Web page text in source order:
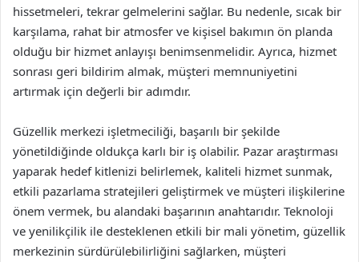
hissetmeleri, tekrar gelmelerini sağlar. Bu nedenle, sıcak bir
karşılama, rahat bir atmosfer ve kişisel bakımın ön planda
olduğu bir hizmet anlayışı benimsenmelidir. Ayrıca, hizmet
sonrası geri bildirim almak, müşteri memnuniyetini
artırmak için değerli bir adımdır.
Güzellik merkezi işletmeciliği, başarılı bir şekilde
yönetildiğinde oldukça karlı bir iş olabilir. Pazar araştırması
yaparak hedef kitlenizi belirlemek, kaliteli hizmet sunmak,
etkili pazarlama stratejileri geliştirmek ve müşteri ilişkilerine
önem vermek, bu alandaki başarının anahtarıdır. Teknoloji
ve yenilikçilik ile desteklenen etkili bir mali yönetim, güzellik
merkezinin sürdürülebilirliğini sağlarken, müşteri